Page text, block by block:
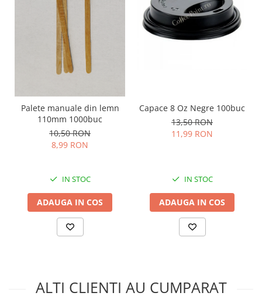
Palete manuale din lemn
110mm 1000buc
10,50 RON
8,99 RON
IN STOC
ADAUGA IN COS
Capace 8 Oz Negre 100buc
13,50 RON
11,99 RON
IN STOC
ADAUGA IN COS
ALTI CLIENTI AU CUMPARAT